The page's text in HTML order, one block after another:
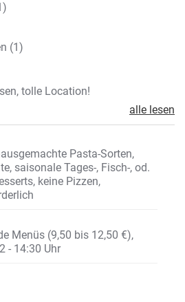
(1)
tolle Location!
alle lesen
Pasta-Sorten,
saisonale Tages-, Fisch-, od.
keine Pizzen,
Menüs (9,50 bis 12,50 €),
- 14:30 Uhr